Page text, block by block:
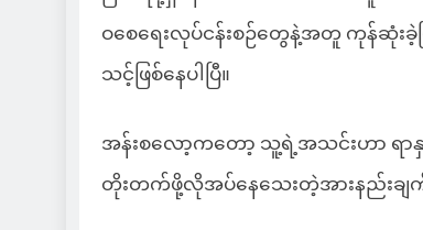
ဝစေရေးလုပ်ငန်းစဉ်တွေနဲ့အတူ ကုန်ဆုံးခဲ့
သင့်ဖြစ်နေပါပြီ။
အန်းစလော့ကတော့ သူ့ရဲ့အသင်းဟာ ရာနှု
တိုးတက်ဖို့လိုအပ်နေသေးတဲ့အားနည်းချ